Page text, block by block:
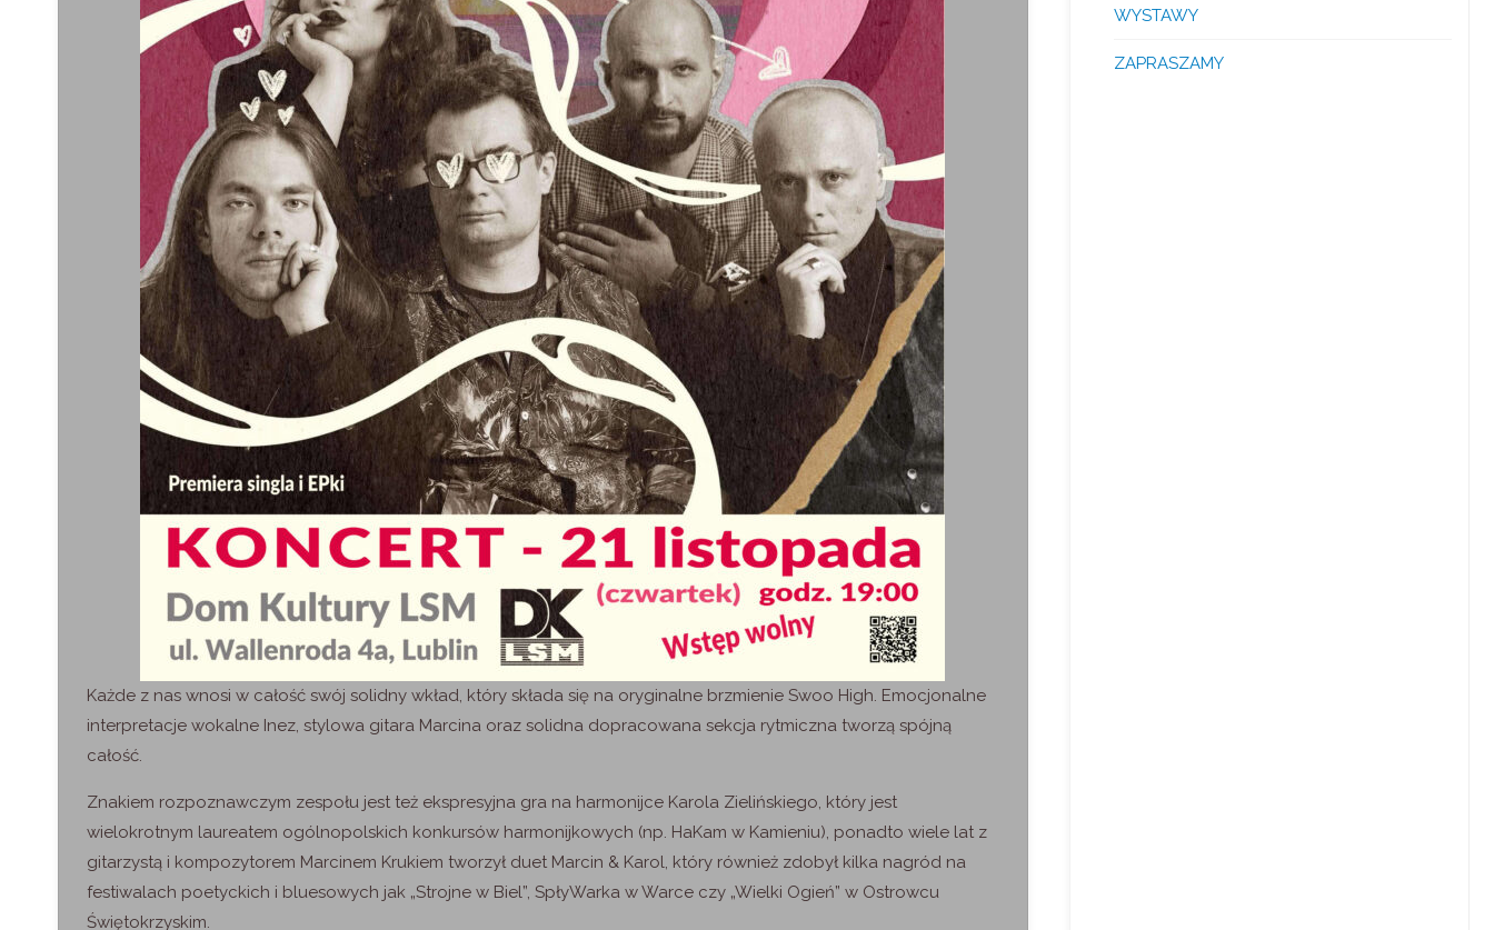
Każde z nas wnosi w całość swój solidny wkład, który składa się na oryginalne brzmienie Swoo High. Emocjonalne
interpretacje wokalne Inez, stylowa gitara Marcina oraz solidna dopracowana sekcja rytmiczna tworzą spójną
całość.
Znakiem rozpoznawczym zespołu jest też ekspresyjna gra na harmonijce Karola Zielińskiego, który jest
wielokrotnym laureatem ogólnopolskich konkursów harmonijkowych (np. HaKam w Kamieniu), ponadto wiele lat z
gitarzystą i kompozytorem Marcinem Krukiem tworzył duet Marcin & Karol, który również zdobył kilka nagród na
festiwalach poetyckich i bluesowych jak „Strojne w Biel”, SpłyWarka w Warce czy „Wielki Ogień” w Ostrowcu
Świętokrzyskim.
WYSTAWY
ZAPRASZAMY